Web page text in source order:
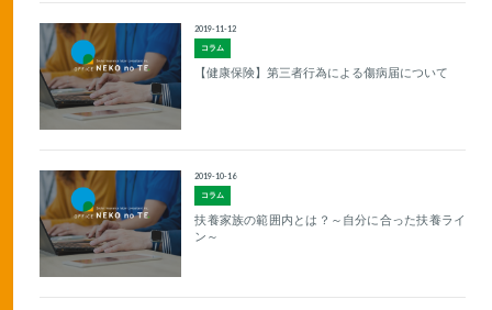
コラム
2019-11-12
【健康保険】第三者行為による傷病届について
コラム
2019-10-16
扶養家族の範囲内とは？～自分に合った扶養ライ
ン～